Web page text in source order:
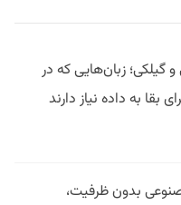
گیلکی؛ زبان‌هایی که در
به داده نیاز دارند
بدون ظرفیت،